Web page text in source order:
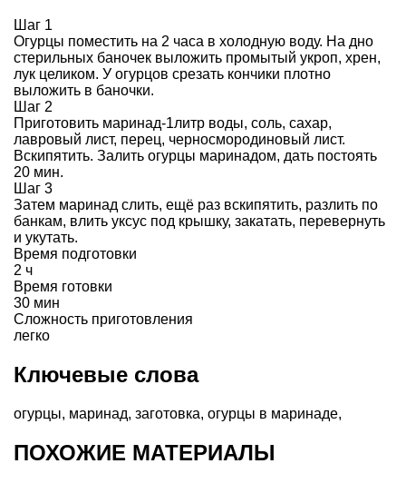
Шаг 1
Огурцы поместить на 2 часа в холодную воду. На дно
стерильных баночек выложить промытый укроп, хрен,
лук целиком. У огурцов срезать кончики плотно
выложить в баночки.
Шаг 2
Приготовить маринад-1литр воды, соль, сахар,
лавровый лист, перец, черносмородиновый лист.
Вскипятить. Залить огурцы маринадом, дать постоять
20 мин.
Шаг 3
Затем маринад слить, ещё раз вскипятить, разлить по
банкам, влить уксус под крышку, закатать, перевернуть
и укутать.
Время подготовки
2 ч
Время готовки
30 мин
Сложность приготовления
легко
Ключевые слова
огурцы, маринад, заготовка, огурцы в маринаде,
ПОХОЖИЕ МАТЕРИАЛЫ